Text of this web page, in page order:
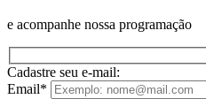
e acompanhe nossa programação
Cadastre seu e-mail:
Email*